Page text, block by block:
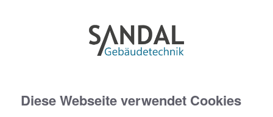
Diese Webseite verwendet Cookies